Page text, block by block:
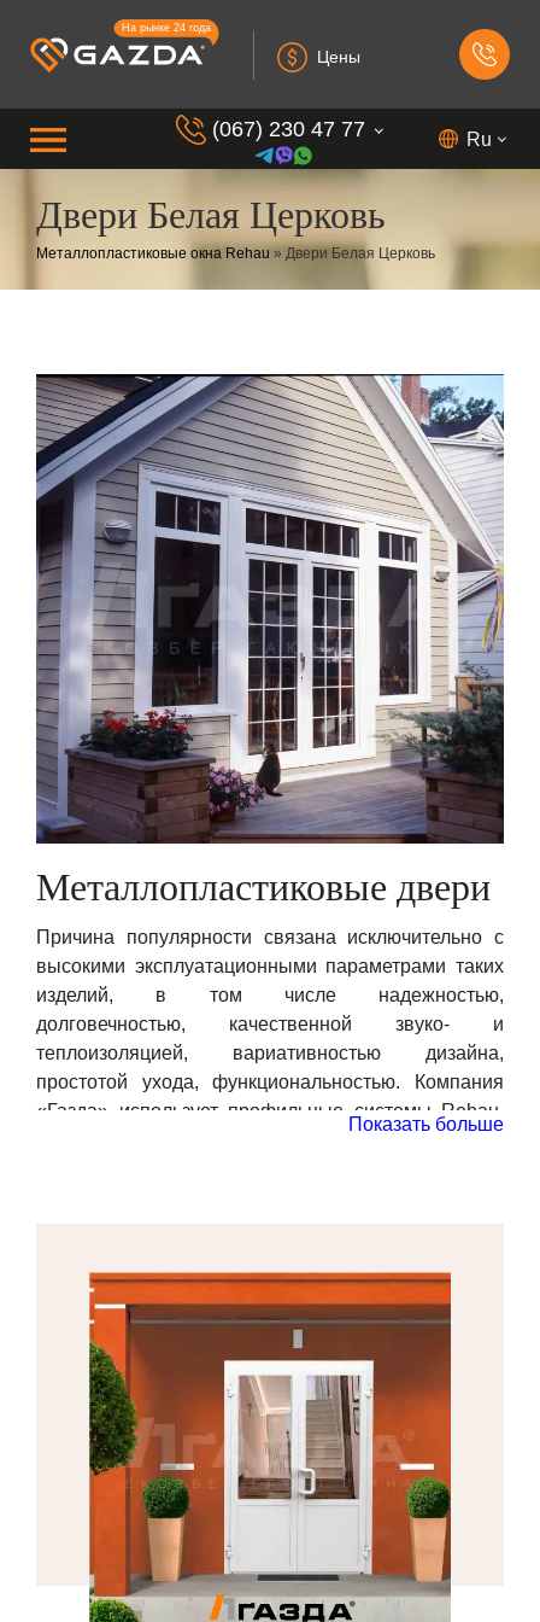
На рынке 24 года
Цены
(067) 230 47 77
(099) 230 73 37
(050) 230 7 337
Ru
Двери Белая Церковь
Металлопластиковые окна Rehau » Двери Белая Церковь
Металлопластиковые двери
Причина популярности связана исключительно с
высокими эксплуатационными параметрами таких
изделий, в том числе надежностью,
долговечностью, качественной звуко- и
теплоизоляцией, вариативностью дизайна,
простотой ухода, функциональностью. Компания
«Газда» использует профильные системы Rehau,
особенности.
Балконные двери.Вместе с ними применяется и
традиционная оконная фурнитура, если не
поставлены другие задачи. Как правило,
балконные металлопластиковые двери,не только
открываются, но и откидываются, могут ставиться
на микропроветривание. Чаще всего рядом с такой
дверной конструкцией располагается и окно, хотя в
некоторых случаях формируется широкий
балконный проем (140 см и более), который можно
закрыть 2-створчатой дверью.
Офисные двери.Нередко офисные
Показать больше